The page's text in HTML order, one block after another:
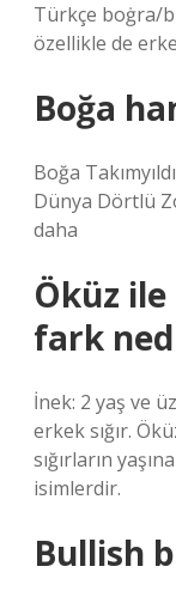
Türkçe boġra/
özellikle de
Boğa
Boğa
Dünya Dörtlü
daha
Öküz ile
fark
İnek: 2 yaş ve
erkek sığır.
sığırların
isimlerdir.
Bullish